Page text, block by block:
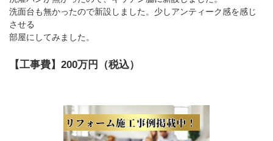
洗面台も無かったので新設しました。少しアンティーク感を感じ
させる
部屋にしてみました。
【工事費】200万円（税込）